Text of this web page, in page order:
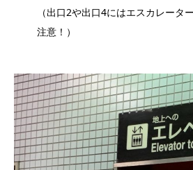
（出⼝2や出⼝4にはエスカレータ
注意！）